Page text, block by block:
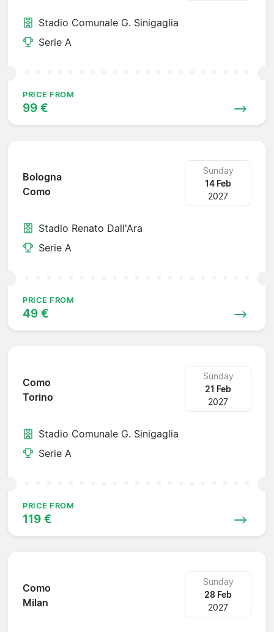
Stadio Comunale G. Sinigaglia
Serie A
PRICE FROM
99 €
Bologna
Como
Sunday
14 Feb
2027
Stadio Renato Dall'Ara
Serie A
PRICE FROM
49 €
Como
Torino
Sunday
21 Feb
2027
Stadio Comunale G. Sinigaglia
Serie A
PRICE FROM
119 €
Como
Milan
Sunday
28 Feb
2027